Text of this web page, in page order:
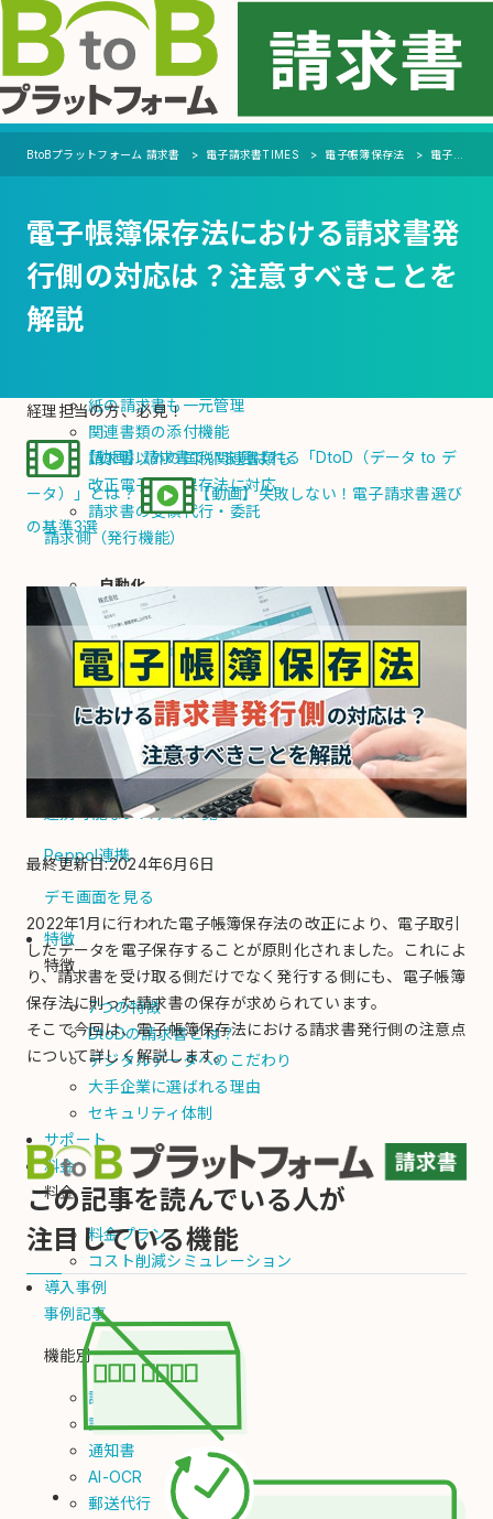
MENU
機能
支払側（受取機能）
自動化
会計ソフト・システムへの連携を自動化
支払通知書の電子化・自動発行
紙の請求書も一元管理
関連書類の添付機能
請求書以外の国税関連書類も
改正電子帳簿保存法に対応
請求書の受領代行・委託
請求側（発行機能）
自動化
請求書を自動発行
PDF請求書をメール送信
郵送代行
入金消込/督促
債権回収代行
電子化
納品書
連携可能なシステム一覧
Peppol連携
デモ画面を見る
特徴
特徴
7つの特徴
DtoDの請求書とは？
デジタルデータへのこだわり
大手企業に選ばれる理由
セキュリティ体制
サポート
料金
料金
料金プラン
コスト削減シミュレーション
導入事例
事例記事
機能別
請求書（発行）
請求書（受取）
通知書
AI-OCR
郵送代行
BtoBプラットフォーム 請求書 電子請求書TIMES 電子帳簿保存法 電子帳簿保存法における請求書発行側の対応は？注意すべきことを解説
電子帳簿保存法における請求書発
行側の対応は？注意すべきことを
解説
経理担当の方、必見！
【動画】請求書でいま選ばれる「DtoD（データ to デ
ータ）」とは？
【動画】失敗しない！電子請求書選び
の基準3選
最終更新日:2024年6月6日
2022年1月に行われた電子帳簿保存法の改正により、電子取引
したデータを電子保存することが原則化されました。これによ
り、請求書を受け取る側だけでなく発行する側にも、電子帳簿
保存法に則った請求書の保存が求められています。
そこで今回は、電子帳簿保存法における請求書発行側の注意点
について詳しく解説します。
この記事を読んでいる人が
注目している機能